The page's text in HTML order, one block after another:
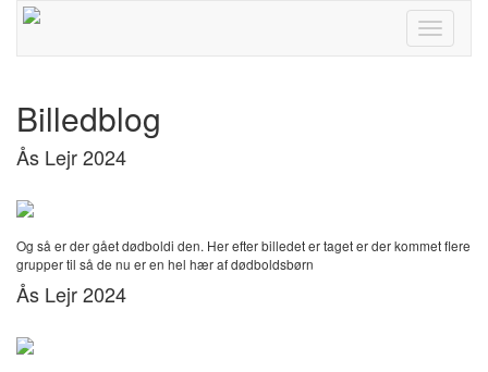
Toggle
Billedblog
Ås Lejr 2024
Og så er der gået dødboldi den. Her efter billedet er taget er der kommet flere
grupper til så de nu er en hel hær af dødboldsbørn
Ås Lejr 2024